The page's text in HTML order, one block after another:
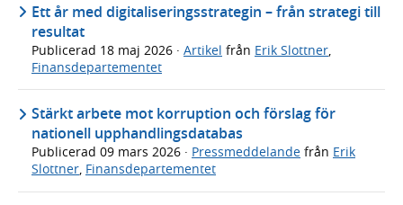
Ett år med digitaliseringsstrategin – från strategi till
resultat
Publicerad 18 maj 2026 · Artikel från Erik Slottner,
Finansdepartementet
Stärkt arbete mot korruption och förslag för
nationell upphandlingsdatabas
Publicerad 09 mars 2026 · Pressmeddelande från Erik
Slottner, Finansdepartementet